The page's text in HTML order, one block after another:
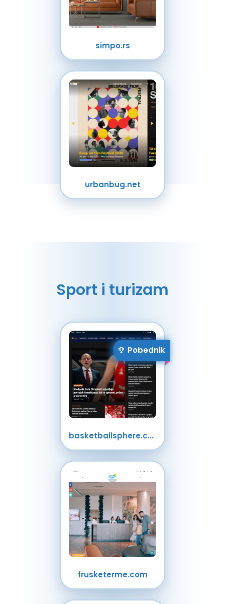
simpo.rs
urbanbug.net
Sport i turizam
Pobednik
basketballsphere.com
frusketerme.com